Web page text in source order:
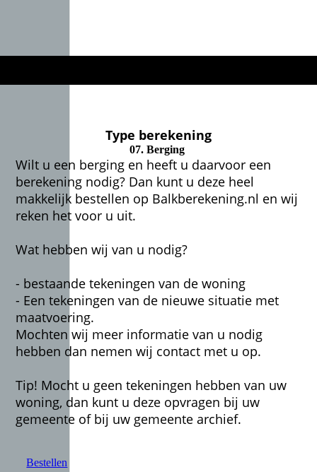
Type berekening
07. Berging
Wilt u een berging en heeft u daarvoor een
berekening nodig? Dan kunt u deze heel
makkelijk bestellen op Balkberekening.nl en wij
reken het voor u uit.
Wat hebben wij van u nodig?
- bestaande tekeningen van de woning
- Een tekeningen van de nieuwe situatie met
maatvoering.
Mochten wij meer informatie van u nodig
hebben dan nemen wij contact met u op.
Tip! Mocht u geen tekeningen hebben van uw
woning, dan kunt u deze opvragen bij uw
gemeente of bij uw gemeente archief.
Bestellen